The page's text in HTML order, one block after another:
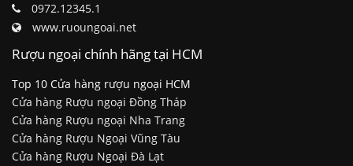
0972.12345.1
www.ruoungoai.net
Rượu ngoại chính hãng tại HCM
Top 10 Cửa hàng rượu ngoại HCM
Cửa hàng Rượu ngoại Đồng Tháp
Cửa hàng Rượu ngoại Nha Trang
Cửa hàng Rượu Ngoại Vũng Tàu
Cửa hàng Rượu Ngoại Đà Lạt